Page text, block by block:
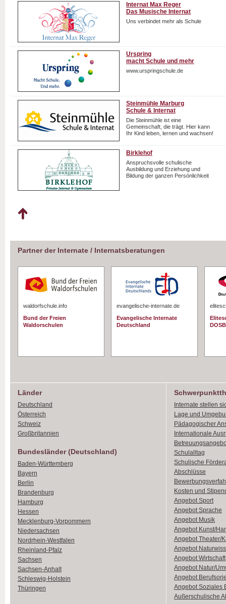
Internat Max Reger
Das Musische Internat
Uns verbindet mehr als Schule
Urspring
macht Schule und mehr
www.urspringschule.de
Steinmühle Marburg
Schule & Internat
Die Steinmühle ist eine
Gemeinschaft, die trägt. Hier kann
Ihr Kind leben, lernen und wachsen!
Birklehof
Anspruchsvolle schulische
Ausbildung und Erziehung und
Bildung der ganzen Persönlichkeit
Partner der Internate / Internatsberatungen
waldorfschule.info
Bund der Freien
Waldorschulen
evangelische-internate.de
Evangelische Internate
Deutschland
DOSB
Länder
Deutschland
Österreich
Schweiz
Großbritannien
Bundesländer (Deutschland)
Baden-Württemberg
Bayern
Berlin
Brandenburg
Hamburg
Hessen
Mecklenburg-Vorpommern
Niedersachsen
Nordrhein-Westfalen
Rheinland-Pfalz
Sachsen
Sachsen-Anhalt
Schleswig-Holstein
Thüringen
Internate stellen
Lage und
Pädagogischer
Internationale
Schulalltag
Schulische
Abschlüsse
Kosten und
Angebot Sport
Angebot Sprache
Angebot Musik
Angebot Kunst/
Angebot Theater/
Angebot
Angebot Wirtschaft
Angebot Natur/
Angebot
Angebot Soziales
Außerschulische